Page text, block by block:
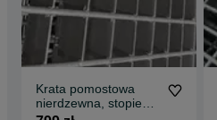
Krata pomostowa
nierdzewna, stopień